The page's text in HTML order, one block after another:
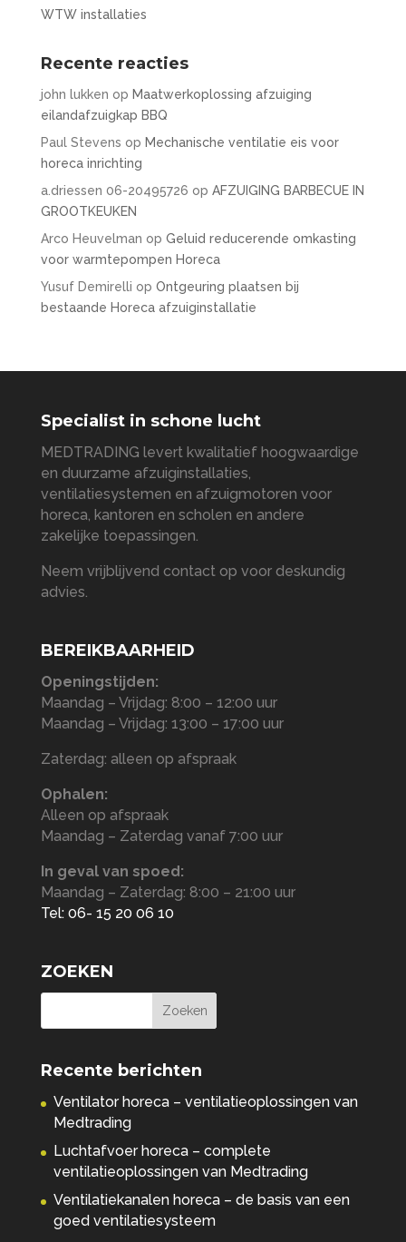
WTW installaties
Recente reacties
john lukken op Maatwerkoplossing afzuiging
eilandafzuigkap BBQ
Paul Stevens op Mechanische ventilatie eis voor
horeca inrichting
a.driessen 06-20495726 op AFZUIGING BARBECUE IN
GROOTKEUKEN
Arco Heuvelman op Geluid reducerende omkasting
voor warmtepompen Horeca
Yusuf Demirelli op Ontgeuring plaatsen bij
bestaande Horeca afzuiginstallatie
Specialist in schone lucht
MEDTRADING levert kwalitatief hoogwaardige
en duurzame afzuiginstallaties,
ventilatiesystemen en afzuigmotoren voor
horeca, kantoren en scholen en andere
zakelijke toepassingen.
Neem vrijblijvend contact op voor deskundig
advies.
BEREIKBAARHEID
Openingstijden:
Maandag – Vrijdag: 8:00 – 12:00 uur
Maandag – Vrijdag: 13:00 – 17:00 uur
Zaterdag: alleen op afspraak
Ophalen:
Alleen op afspraak
Maandag – Zaterdag vanaf 7:00 uur
In geval van spoed:
Maandag – Zaterdag: 8:00 – 21:00 uur
Tel: 06- 15 20 06 10
ZOEKEN
Recente berichten
Ventilator horeca – ventilatieoplossingen van
Medtrading
Luchtafvoer horeca – complete
ventilatieoplossingen van Medtrading
Ventilatiekanalen horeca – de basis van een
goed ventilatiesysteem